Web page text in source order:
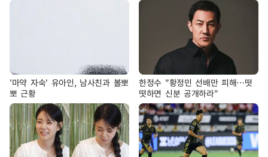
'마약 자숙' 유아인, 남사친과 볼뽀
뽀 근황
한정수 "황정민 선배만 피해…떳
떳하면 신분 공개하라"